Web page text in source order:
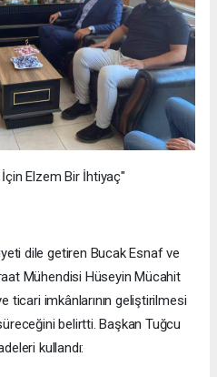
Elzem Bir İhtiyaç"
dile getiren Bucak Esnaf ve
Mühendisi Hüseyin Mücahit
ticari imkânlarının geliştirilmesi
belirtti. Başkan Tuğcu
kullandı: